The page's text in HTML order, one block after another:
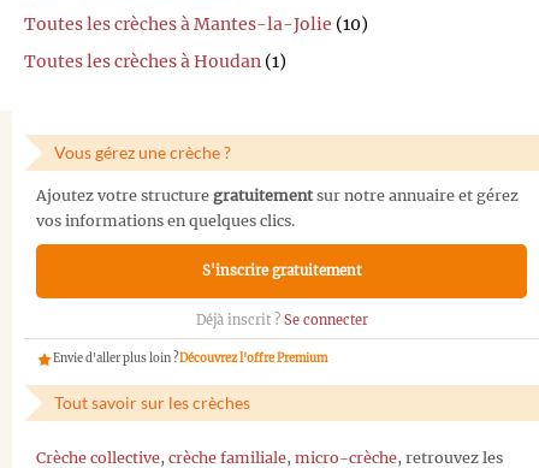
Toutes les crèches à Mantes-la-Jolie (10)
Toutes les crèches à Houdan (1)
Vous gérez une crèche ?
Ajoutez votre structure gratuitementsur notre annuaire et gérez
vos informations en quelques clics.
S'inscrire gratuitement
Déjà inscrit ? Se connecter
Envie d'aller plus loin ?Découvrez l'offre Premium
Tout savoir sur les crèches
Crèche collective, crèche familiale, micro-crèche, retrouvez les